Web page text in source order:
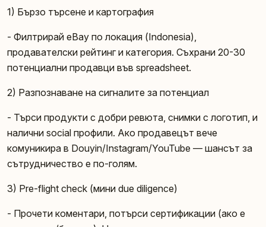
1) Бързо търсене и картография
- Филтрирай eBay по локация (Indonesia),
продавателски рейтинг и категория. Съхрани 20-30
потенциални продавци във spreadsheet.
2) Разпознаване на сигналите за потенциал
- Търси продукти с добри ревюта, снимки с логотип, и
налични social профили. Ако продавецът вече
комуникира в Douyin/Instagram/YouTube — шансът за
сътрудничество е по-голям.
3) Pre-flight check (мини due diligence)
- Прочети коментари, потърси сертификации (ако е